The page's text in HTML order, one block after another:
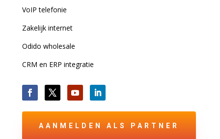
VoIPtelefonie
Zakelijk internet
Odido wholesale
CRM en ERP integratie
AANMELDEN ALS PARTNER